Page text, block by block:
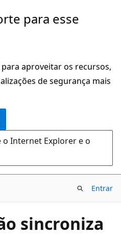
para esse
aproveitar os recursos,
de segurança mais
Internet Explorer e o
Entrar
sincroniza